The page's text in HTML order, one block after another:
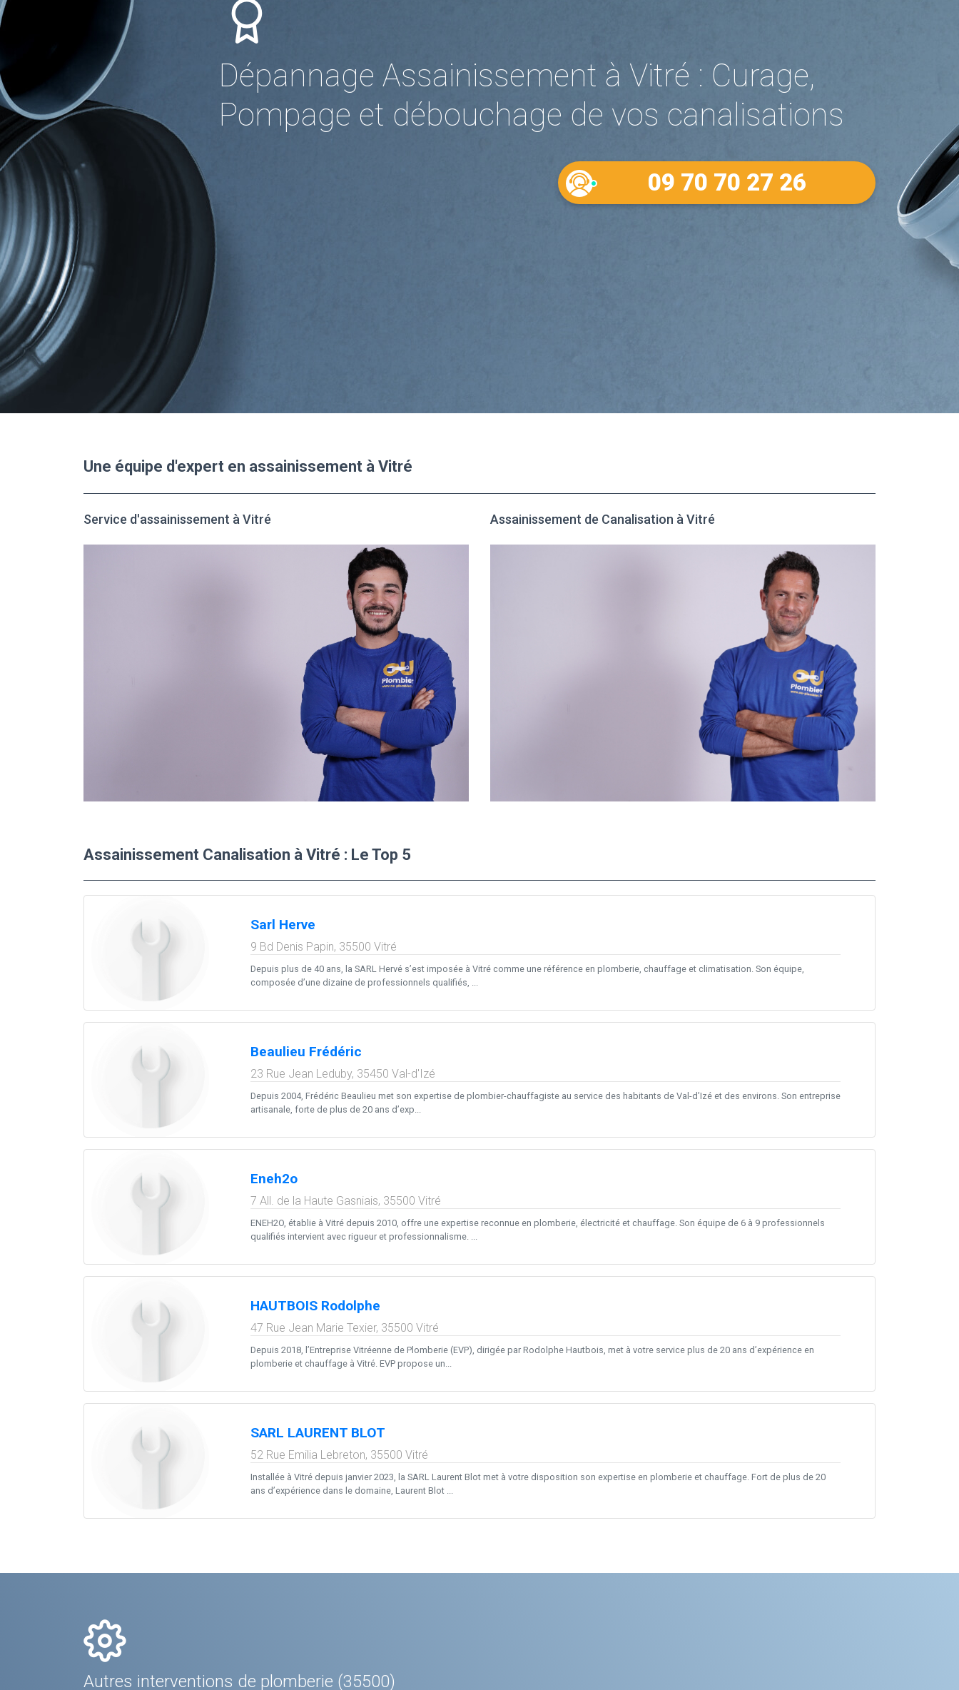
Dépannage Assainissement à Vitré : Curage,
Pompage et débouchage de vos canalisations
09 70 70 27 26
Une équipe d'expert en assainissement à Vitré
Service d'assainissement à Vitré Assainissement de Canalisation à Vitré
Assainissement Canalisation à Vitré : Le Top 5
Sarl Herve
9 Bd Denis Papin, 35500 Vitré
Depuis plus de 40 ans, la SARL Hervé s’est imposée à Vitré comme une référence en plomberie, chauffage et climatisation. Son équipe,
composée d’une dizaine de professionnels qualifiés, ...
Beaulieu Frédéric
23 Rue Jean Leduby, 35450 Val-d'Izé
Depuis 2004, Frédéric Beaulieu met son expertise de plombier-chauffagiste au service des habitants de Val-d’Izé et des environs. Son entreprise
artisanale, forte de plus de 20 ans d’exp...
Eneh2o
7 All. de la Haute Gasniais, 35500 Vitré
ENEH2O, établie à Vitré depuis 2010, offre une expertise reconnue en plomberie, électricité et chauffage. Son équipe de 6 à 9 professionnels
qualifiés intervient avec rigueur et professionnalisme. ...
HAUTBOIS Rodolphe
47 Rue Jean Marie Texier, 35500 Vitré
Depuis 2018, l’Entreprise Vitréenne de Plomberie (EVP), dirigée par Rodolphe Hautbois, met à votre service plus de 20 ans d’expérience en
plomberie et chauffage à Vitré. EVP propose un...
SARL LAURENT BLOT
52 Rue Emilia Lebreton, 35500 Vitré
Installée à Vitré depuis janvier 2023, la SARL Laurent Blot met à votre disposition son expertise en plomberie et chauffage. Fort de plus de 20
ans d’expérience dans le domaine, Laurent Blot ...
Autres interventions de plomberie (35500)